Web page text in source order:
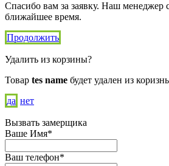
Спасибо вам за заявку. Наш менеджер
ближайшее время.
Продолжить
Удалить из корзины?
Товар tes name будет удален из
да нет
Вызвать замерщика
Ваше Имя*
Ваш телефон*